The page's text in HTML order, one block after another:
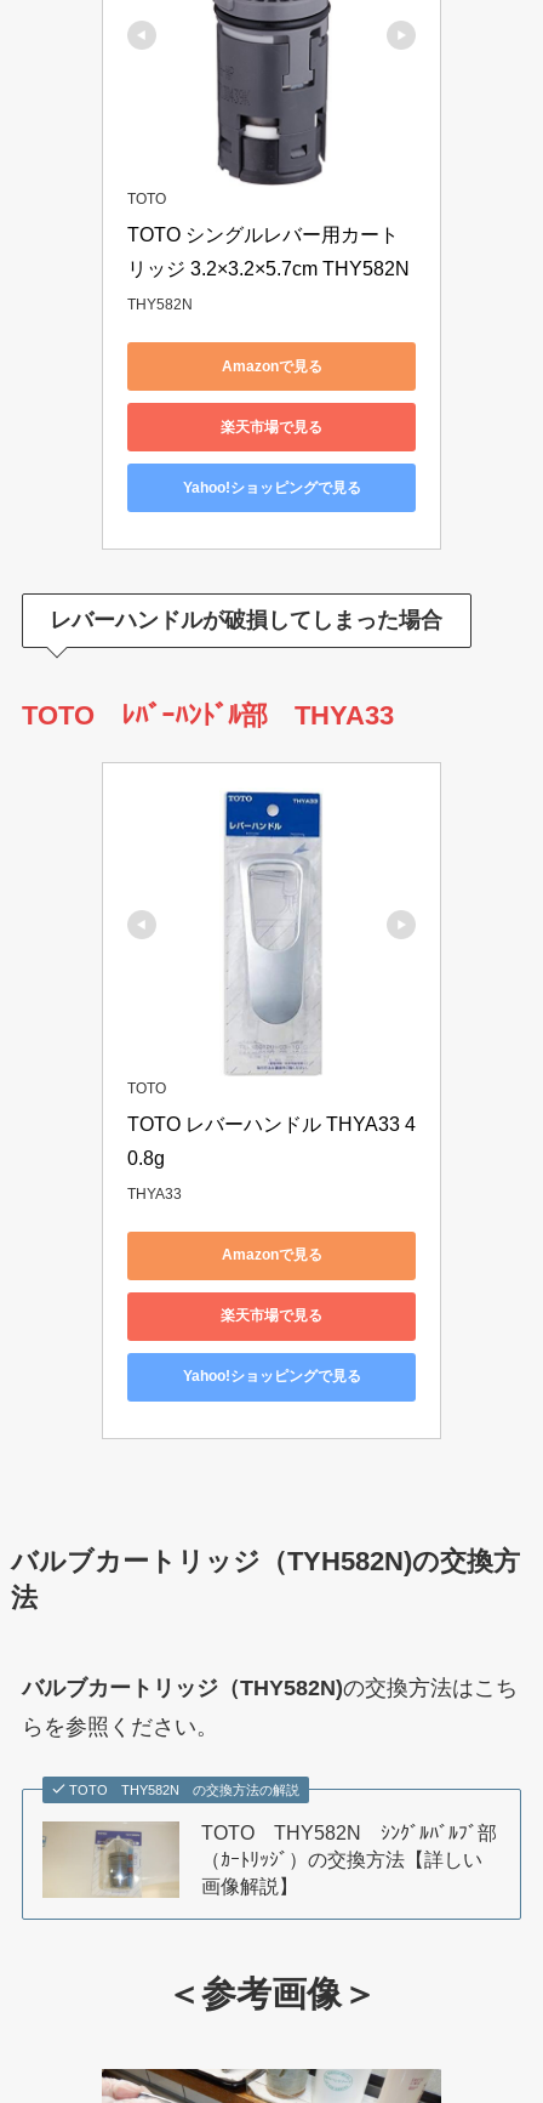
TOTO
TOTO シングルレバー用カート
リッジ ‎3.2×3.2×5.7cm THY582N
THY582N
Amazonで見る
楽天市場で見る
Yahoo!ショッピングで見る
レバーハンドルが破損してしまった場合
TOTO ﾚﾊﾞｰﾊﾝﾄﾞﾙ部 THYA33
TOTO
TOTO レバーハンドル THYA33 4
0.8g
THYA33
Amazonで見る
楽天市場で見る
Yahoo!ショッピングで見る
バルブカートリッジ（TYH582N)の交換方
法
バルブカートリッジ（THY582N)の交換方法はこち
らを参照ください。
TOTO THY582N の交換方法の解説
TOTO THY582N ｼﾝｸﾞﾙﾊﾞﾙﾌﾞ部
（ｶｰﾄﾘｯｼﾞ）の交換方法【詳しい
画像解説】
＜参考画像＞